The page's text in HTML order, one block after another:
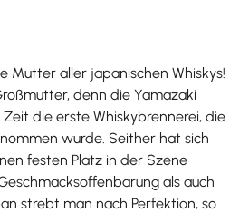
Mutter aller japanischen Whiskys!
denn die Yamazaki
die erste Whiskybrennerei, die
wurde. Seither hat sich
festen Platz in der Szene
als auch
strebt man nach Perfektion, so